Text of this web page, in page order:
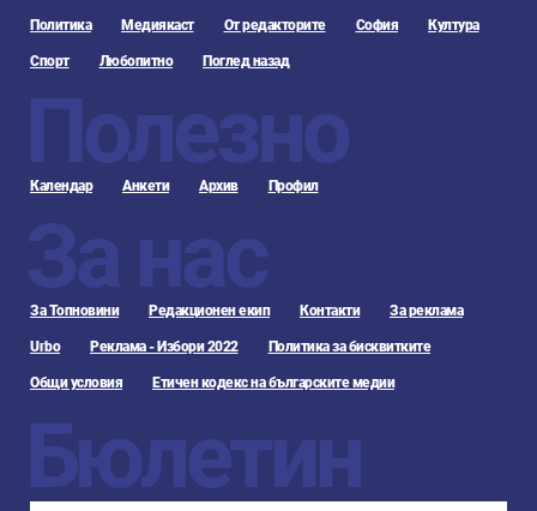
Политика Медиякаст От редакторите София Култура
Спорт Любопитно Поглед назад
Полезно
Календар Анкети Архив Профил
За нас
За Топновини Редакционен екип Контакти За реклама
Urbo Реклама - Избори 2022 Политика за бисквитките
Общи условия Етичен кодекс на българските медии
Бюлетин